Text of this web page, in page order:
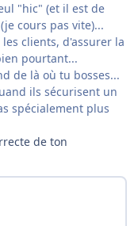
"hic" (et il est de
cours pas vite)...
clients, d'assurer la
pourtant...
de là où tu bosses...
ils sécurisent un
spécialement plus
de ton